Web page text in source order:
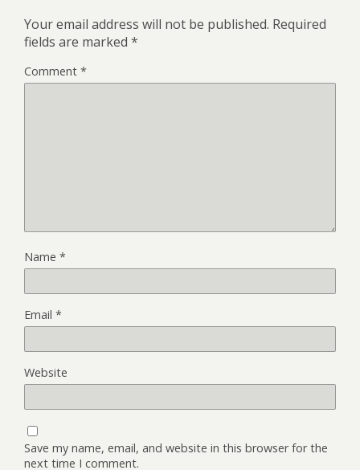
Your email address will not be published. Required
fields are marked *
Comment *
Name *
Email *
Website
Save my name, email, and website in this browser for the
next time I comment.